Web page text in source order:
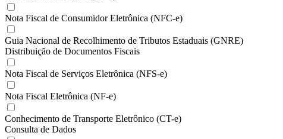
Nota Fiscal de Consumidor Eletrônica (NFC-e)
Guia Nacional de Recolhimento de Tributos Estaduais (GNRE)
Distribuição de Documentos Fiscais
Nota Fiscal de Serviços Eletrônica (NFS-e)
Nota Fiscal Eletrônica (NF-e)
Conhecimento de Transporte Eletrônico (CT-e)
Consulta de Dados